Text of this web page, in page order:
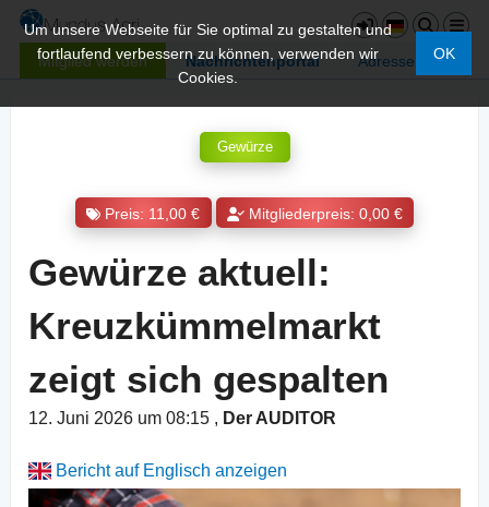
Mitglied werden Nachrichtenportal Adressen
Um unsere Webseite für Sie optimal zu gestalten und
fortlaufend verbessern zu können, verwenden wir
Cookies.
OK
Gewürze
Preis: 11,00 € Mitgliederpreis: 0,00 €
Gewürze aktuell:
Kreuzkümmelmarkt
zeigt sich gespalten
12. Juni 2026 um 08:15 , Der AUDITOR
Bericht auf Englisch anzeigen